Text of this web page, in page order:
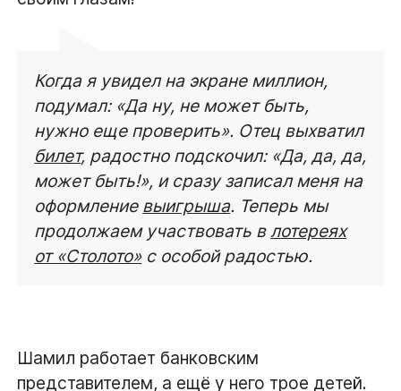
Когда я увидел на экране миллион,
подумал: «Да ну, не может быть,
нужно еще проверить». Отец выхватил
билет, радостно подскочил: «Да, да, да,
может быть!», и сразу записал меня на
оформление выигрыша. Теперь мы
продолжаем участвовать влотереях
от «Столото»с особой радостью.
Шамил работает банковским
представителем, а ещё у него трое детей.